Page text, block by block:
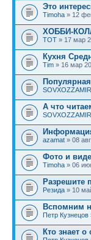
Это
Timoha » 12
ХОББИ-
TOT » 17 мар
Кухня
Tim » 16 мар
SOVXOZZAMIR
А что
SOVXOZZAMIR
azamat » 08
Фото и
Timoha » 06
Разрешите
Резида » 10
Вспомним
Петр Кузнецов
Кто знает